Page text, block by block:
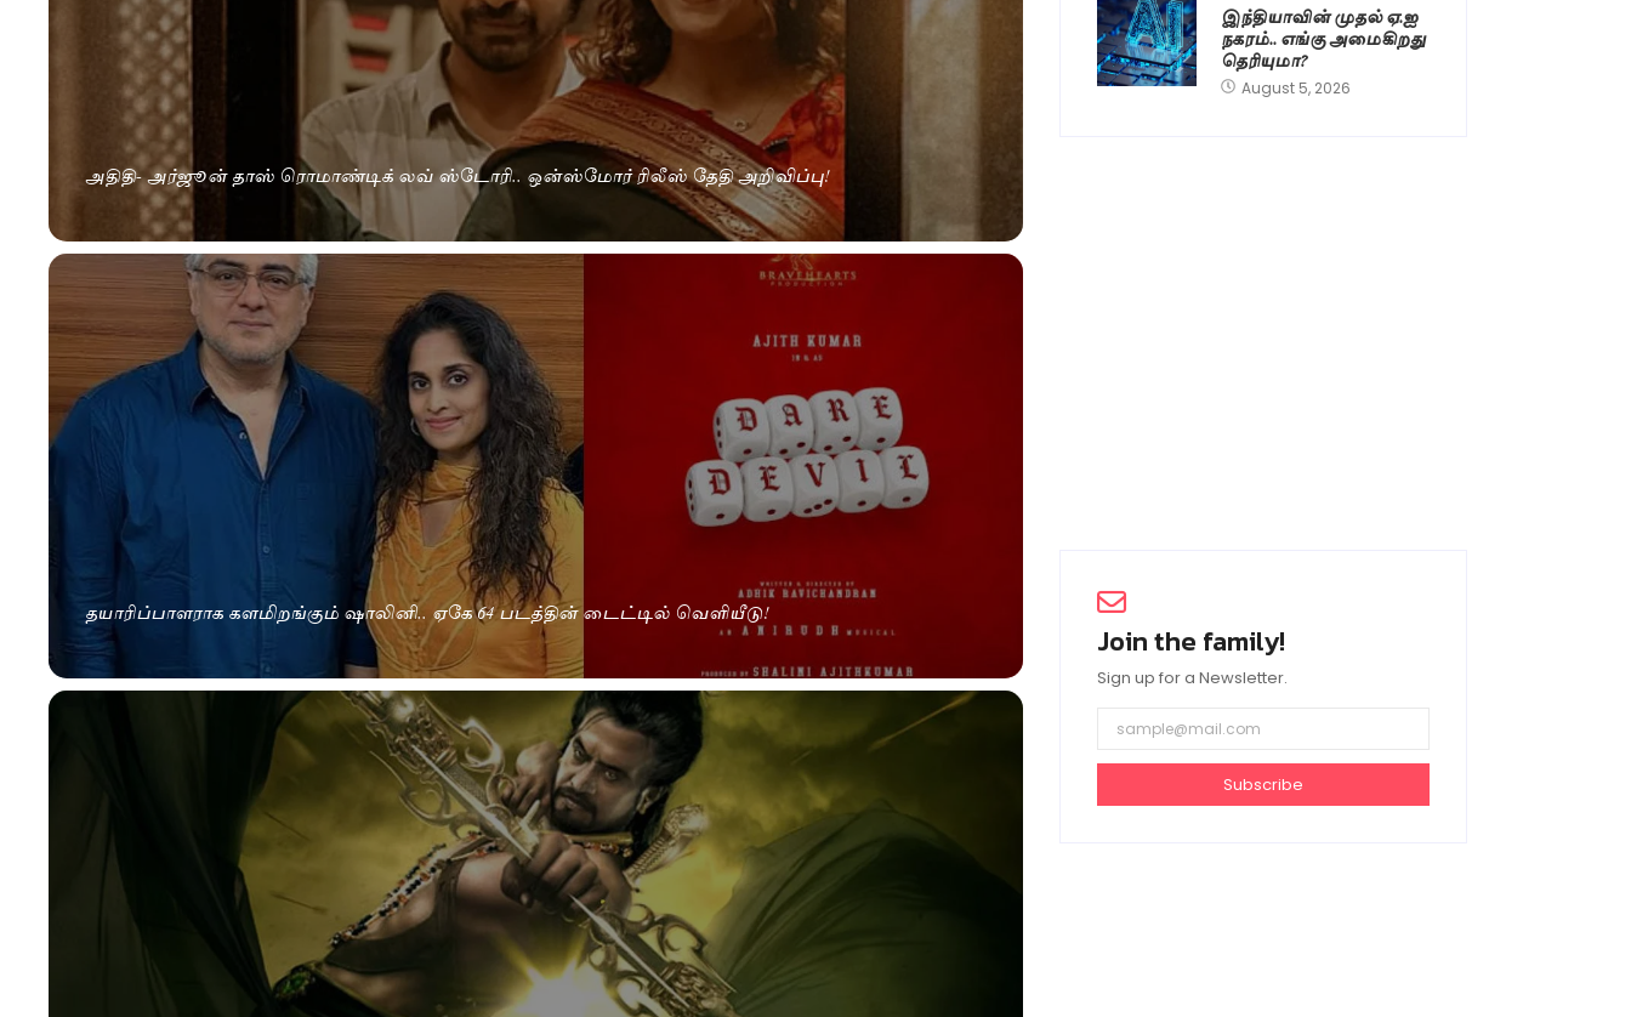
அதிதி- அர்ஜூன் தாஸ் ரொமாண்டிக் லவ் ஸ்டோரி.. ஒன்ஸ்மோர் ரிலீஸ் தேதி அறிவிப்பு!
தயாரிப்பாளராக களமிறங்கும் ஷாலினி.. ஏகே 64 படத்தின் டைட்டில் வெளியீடு!
இந்தியாவின் முதல் ஏ.ஐ
நகரம்.. எங்கு அமைகிறது
தெரியுமா?
August 5, 2026
Join the family!
Sign up for a Newsletter.
Subscribe